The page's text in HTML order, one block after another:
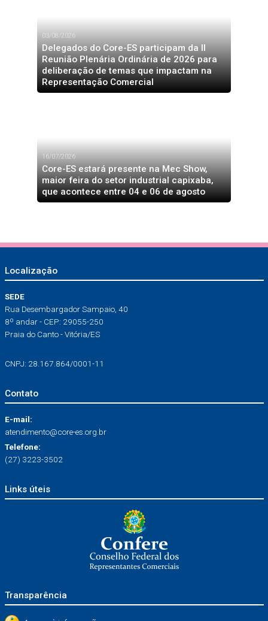
03/08/2026
Delegados do Core-ES participam da II
Reunião Plenária Ordinária de 2026 para
deliberação de temas que impactam na
Representação Comercial
16/07/2026
Core-ES estará presente na Mec Show,
maior feira do setor industrial capixaba,
que acontece entre 04 e 06 de agosto
Localização
SEDE
Rua Desembargador Sampaio, 40
8º andar - CEP: 29055-250
Praia do Canto - Vitória/ES
CNPJ: 28.167.864/0001-11
Contato
E-mail:
atendimento@core-es.org.br
Telefone:
(27) 3223-3502
Links úteis
Transparência